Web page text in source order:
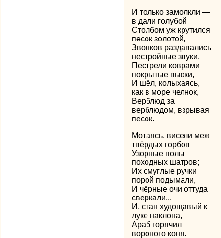
И только замолкли —
в дали голубой
Столбом уж крутился
песок золотой,
Звонков раздавались
нестройные звуки,
Пестрели коврами
покрытые вьюки,
И шёл, колыхаясь,
как в море челнок,
Верблюд за
верблюдом, взрывая
песок.
Мотаясь, висели меж
твёрдых горбов
Узорные полы
походных шатров;
Их смуглые ручки
порой подымали,
И чёрные очи оттуда
сверкали...
И, стан худощавый к
луке наклона,
Араб горячил
вороного коня.